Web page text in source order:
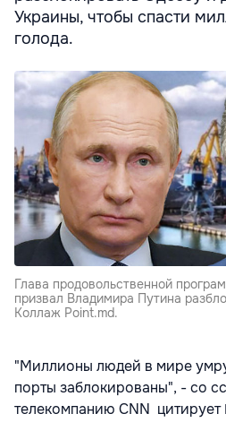
Украины, чтобы спасти
голода.
Глава продовольственной
призвал Владимира Путина
Коллаж Point.md.
"Миллионы людей в мире
порты заблокированы", - со
телекомпанию CNN цитирует